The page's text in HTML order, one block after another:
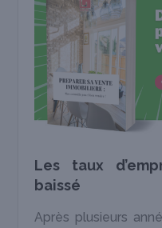
Les taux
baissé
Après plusieurs